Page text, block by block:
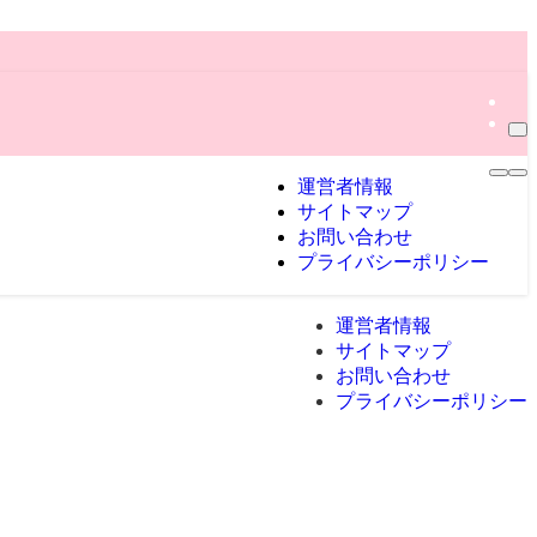
運営者情報
サイトマップ
お問い合わせ
プライバシーポリシー
運営者情報
サイトマップ
お問い合わせ
プライバシーポリシー